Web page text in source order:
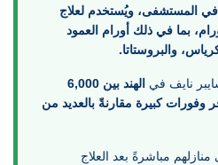
في المستشفى، ويُستخدم لعلاج
بما في ذلك أورام العمود
والبروستاتا.
نايف في
الهند بين 6,000
يوفر وفورات كبيرة مقارنةً بالعديد من
مباشرةً بعد العلاج